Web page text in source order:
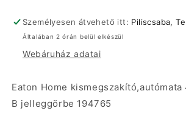
B
jelleggörbe
mennyiségének
B
jelleggörbe
mennyiségének
Személyesen átvehető itt: Piliscsaba,
Általában 2 órán belül elkészül
Webáruház adatai
Eaton Home kismegszakító,autómata
B jelleggörbe 194765